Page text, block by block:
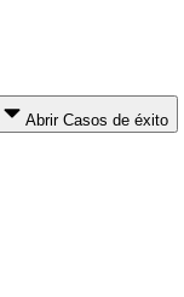
Abrir Casos de éxito